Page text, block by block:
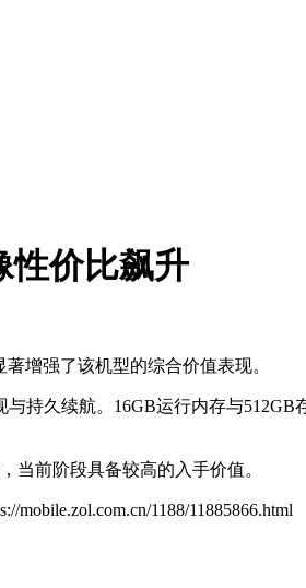
性价比飙升
增强了该机型的综合价值表现。
持久续航。16GB运行内存与512GB
当前阶段具备较高的入手价值。
mobile.zol.com.cn/1188/11885866.html